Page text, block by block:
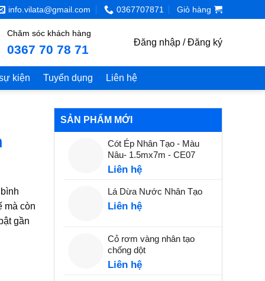
info.vilata@gmail.com 0367707871 Giỏ hàng
Chăm sóc khách hàng
0367 70 78 71 Đăng nhập / Đăng ký
kiện Tuyển dụng Liên hệ
mà còn
gần
SẢN PHẨM MỚI
Cót Ép Nhân Tạo - Màu
Nâu- 1.5mx7m - CE07
Liên hệ
Lá Dừa Nước Nhân Tạo
Liên hệ
Cỏ rơm vàng nhân tạo
chống dột
Liên hệ